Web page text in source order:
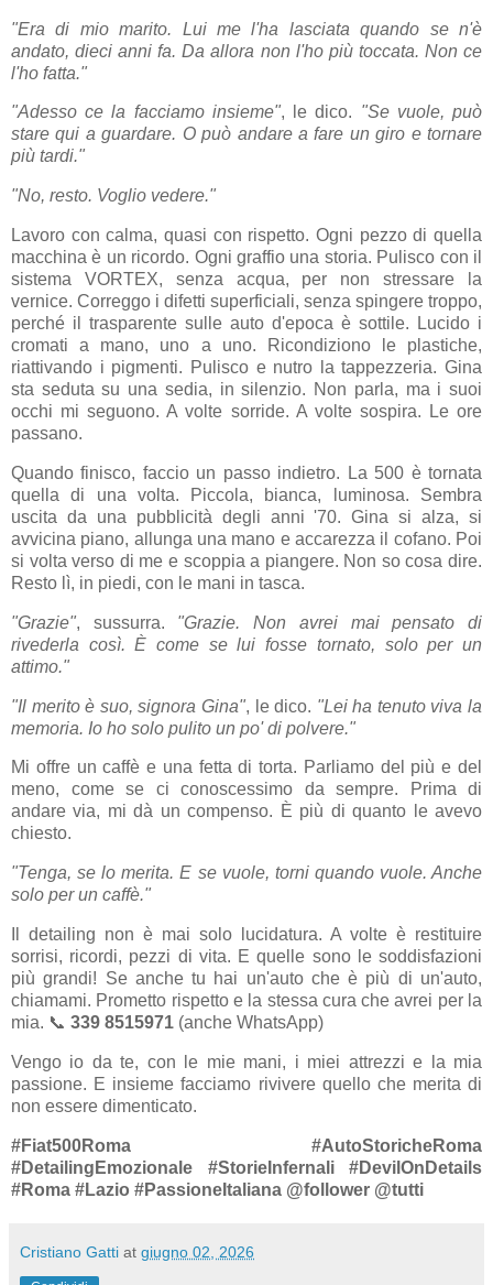
"Era di mio marito. Lui me l'ha lasciata quando se n'è
andato, dieci anni fa. Da allora non l'ho più toccata. Non ce
l'ho fatta."
"Adesso ce la facciamo insieme", le dico. "Se vuole, può
stare qui a guardare. O può andare a fare un giro e tornare
più tardi."
"No, resto. Voglio vedere."
Lavoro con calma, quasi con rispetto. Ogni pezzo di quella
macchina è un ricordo. Ogni graffio una storia. Pulisco con il
sistema VORTEX, senza acqua, per non stressare la
vernice. Correggo i difetti superficiali, senza spingere troppo,
perché il trasparente sulle auto d'epoca è sottile. Lucido i
cromati a mano, uno a uno. Ricondiziono le plastiche,
riattivando i pigmenti. Pulisco e nutro la tappezzeria. Gina
sta seduta su una sedia, in silenzio. Non parla, ma i suoi
occhi mi seguono. A volte sorride. A volte sospira. Le ore
passano.
Quando finisco, faccio un passo indietro. La 500 è tornata
quella di una volta. Piccola, bianca, luminosa. Sembra
uscita da una pubblicità degli anni '70. Gina si alza, si
avvicina piano, allunga una mano e accarezza il cofano. Poi
si volta verso di me e scoppia a piangere. Non so cosa dire.
Resto lì, in piedi, con le mani in tasca.
"Grazie", sussurra. "Grazie. Non avrei mai pensato di
rivederla così. È come se lui fosse tornato, solo per un
attimo."
"Il merito è suo, signora Gina", le dico. "Lei ha tenuto viva la
memoria. Io ho solo pulito un po' di polvere."
Mi offre un caffè e una fetta di torta. Parliamo del più e del
meno, come se ci conoscessimo da sempre. Prima di
andare via, mi dà un compenso. È più di quanto le avevo
chiesto.
"Tenga, se lo merita. E se vuole, torni quando vuole. Anche
solo per un caffè."
Il detailing non è mai solo lucidatura. A volte è restituire
sorrisi, ricordi, pezzi di vita. E quelle sono le soddisfazioni
più grandi! Se anche tu hai un'auto che è più di un'auto,
chiamami. Prometto rispetto e la stessa cura che avrei per la
mia. 📞 339 8515971 (anche WhatsApp)
Vengo io da te, con le mie mani, i miei attrezzi e la mia
passione. E insieme facciamo rivivere quello che merita di
non essere dimenticato.
#Fiat500Roma #AutoStoricheRoma
#DetailingEmozionale #StorieInfernali #DevilOnDetails
#Roma #Lazio #PassioneItaliana @follower @tutti
Cristiano Gatti at giugno 02, 2026